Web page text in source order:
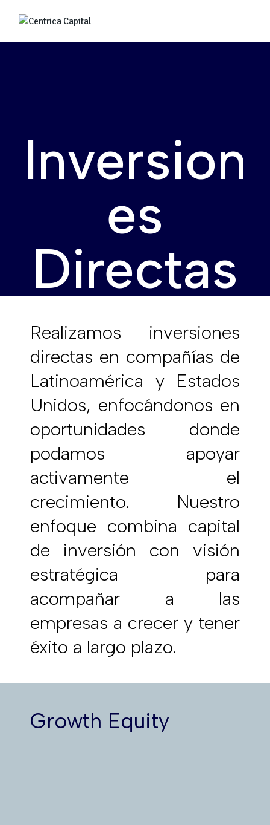
Inversion
es
Directas
Realizamos inversiones
directas en compañías de
Latinoamérica y Estados
Unidos, enfocándonos en
oportunidades donde
podamos apoyar
activamente el
crecimiento. Nuestro
enfoque combina capital
de inversión con visión
estratégica para
acompañar a las
empresas a crecer y tener
éxito a largo plazo.
Growth Equity